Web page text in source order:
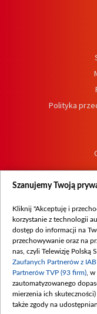
Polityka
Szanujemy Twoją
Kliknij "Akceptuję i
korzystanie z technologii
dostęp do informacji na
przechowywanie oraz na
nas, czyli Telewizję Polską
Zaufanych Partnerów z
Partnerów TVP (93 firm) ,
zautomatyzowanego
mierzenia ich
także zgody na